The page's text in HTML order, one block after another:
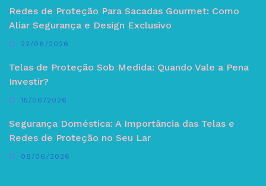
Redes de Proteção Para Sacadas Gourmet: Como
Aliar Segurança e Design Exclusivo
22/06/2026
Telas de Proteção Sob Medida: Quando Vale a Pena
Investir?
15/06/2026
Segurança Doméstica: A Importância das Telas e
Redes de Proteção no Seu Lar
08/06/2026